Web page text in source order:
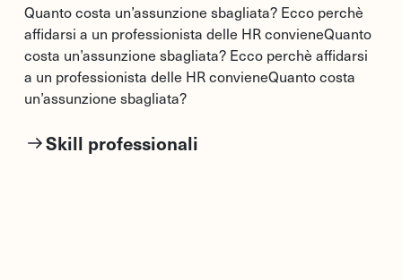
Quanto costa un’assunzione sbagliata? Ecco perchè
affidarsi a un professionista delle HR convieneQuanto
costa un’assunzione sbagliata? Ecco perchè affidarsi
a un professionista delle HR convieneQuanto costa
un’assunzione sbagliata?
Skill professionali